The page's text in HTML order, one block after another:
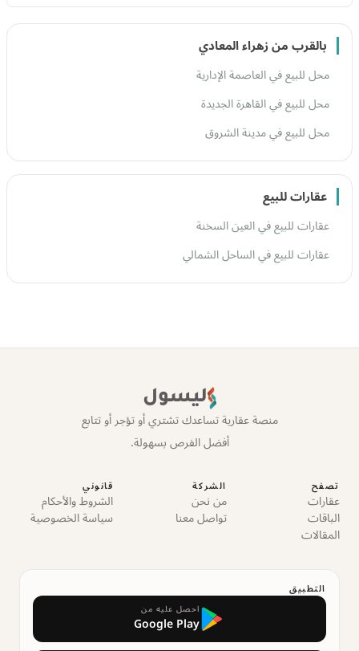
بالقرب من زهراء المعادي
محل للبيع في العاصمة الإدارية
محل للبيع في القاهرة الجديدة
محل للبيع في مدينة الشروق
عقارات للبيع
عقارات للبيع في العين السخنة
عقارات للبيع في الساحل الشمالي
ليسول
منصة عقارية تساعدك تشتري أو تؤجر أو تتابع
أفضل الفرص بسهولة.
تصفح
عقارات
الباقات
المقالات
الشركة
من نحن
تواصل معنا
قانوني
الشروط والأحكام
سياسة الخصوصية
التطبيق
احصل عليه من
Google Play